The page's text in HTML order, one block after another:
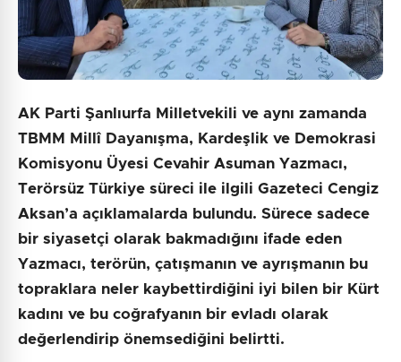
AK Parti Şanlıurfa Milletvekili ve aynı zamanda
TBMM Millî Dayanışma, Kardeşlik ve Demokrasi
Komisyonu Üyesi Cevahir Asuman Yazmacı,
Terörsüz Türkiye süreci ile ilgili Gazeteci Cengiz
Aksan’a açıklamalarda bulundu. Sürece sadece
bir siyasetçi olarak bakmadığını ifade eden
Yazmacı, terörün, çatışmanın ve ayrışmanın bu
topraklara neler kaybettirdiğini iyi bilen bir Kürt
kadını ve bu coğrafyanın bir evladı olarak
değerlendirip önemsediğini belirtti.